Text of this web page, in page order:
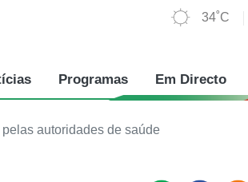
34˚C
Programas Em Directo
autoridades de saúde